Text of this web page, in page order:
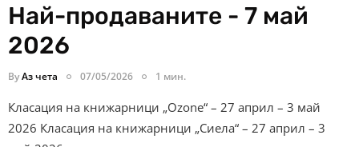
Най-продаваните - 7 май
2026
ByАз чета 07/05/2026 1 мин.
Класация на книжарници „Ozone“ – 27 април – 3 май
2026 Класация на книжарници „Сиела“ – 27 април – 3